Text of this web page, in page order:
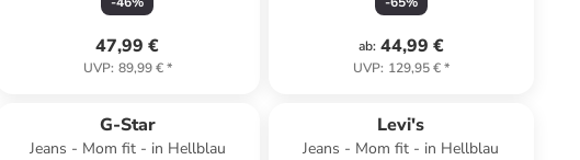
47,99 €
UVP: 89,99 €*
ab: 44,99 €
UVP: 129,95 €*
G-Star
Jeans - Mom fit - in Hellblau
Levi's
Jeans - Mom fit - in Hellblau